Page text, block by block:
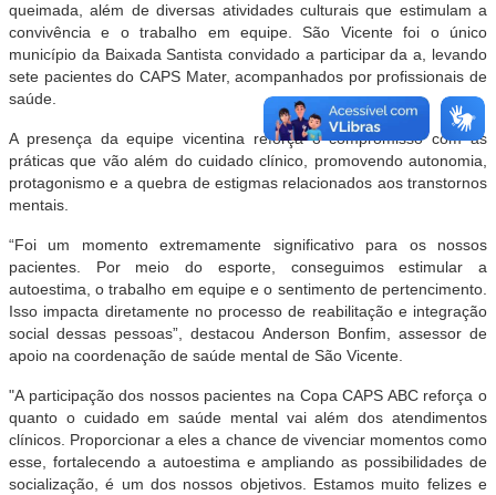
queimada, além de diversas atividades culturais que estimulam a
convivência e o trabalho em equipe. São Vicente foi o único
município da Baixada Santista convidado a participar da a, levando
sete pacientes do CAPS Mater, acompanhados por profissionais de
saúde.
A presença da equipe vicentina reforça o compromisso com as
práticas que vão além do cuidado clínico, promovendo autonomia,
protagonismo e a quebra de estigmas relacionados aos transtornos
mentais.
“Foi um momento extremamente significativo para os nossos
pacientes. Por meio do esporte, conseguimos estimular a
autoestima, o trabalho em equipe e o sentimento de pertencimento.
Isso impacta diretamente no processo de reabilitação e integração
social dessas pessoas”, destacou Anderson Bonfim, assessor de
apoio na coordenação de saúde mental de São Vicente.
"A participação dos nossos pacientes na Copa CAPS ABC reforça o
quanto o cuidado em saúde mental vai além dos atendimentos
clínicos. Proporcionar a eles a chance de vivenciar momentos como
esse, fortalecendo a autoestima e ampliando as possibilidades de
socialização, é um dos nossos objetivos. Estamos muito felizes e